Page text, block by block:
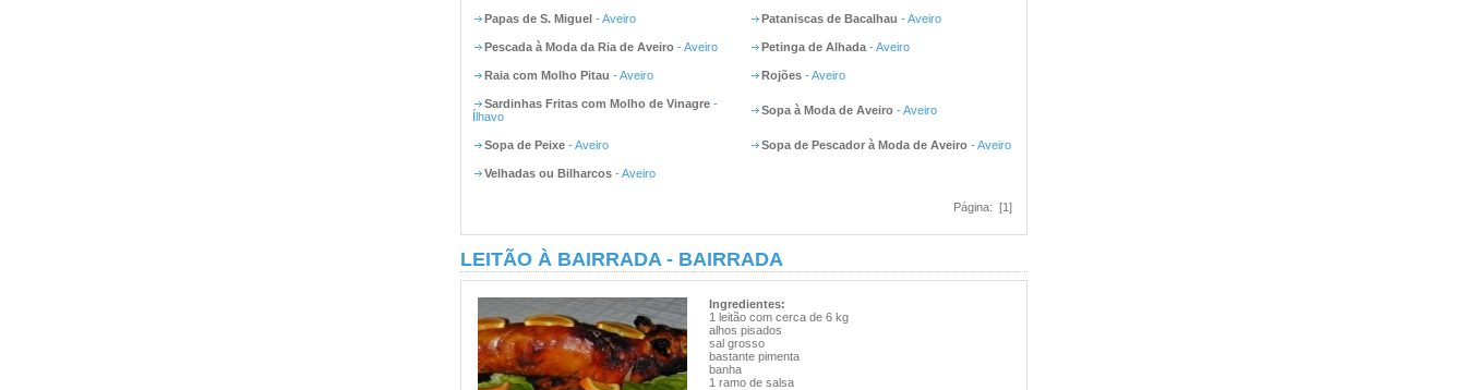
Papas de S. Miguel - Aveiro Pataniscas de Bacalhau - Aveiro
Pescada à Moda da Ria de Aveiro - Aveiro Petinga de Alhada - Aveiro
Raia com Molho Pitau - Aveiro Rojões - Aveiro
Sardinhas Fritas com Molho de Vinagre -
Ílhavo
Sopa à Moda de Aveiro - Aveiro
Sopa de Peixe - Aveiro Sopa de Pescador à Moda de Aveiro - Aveiro
Velhadas ou Bilharcos - Aveiro
Página: [1]
LEITÃO À BAIRRADA - BAIRRADA
Ingredientes:
1 leitão com cerca de 6 kg
alhos pisados
sal grosso
bastante pimenta
banha
1 ramo de salsa